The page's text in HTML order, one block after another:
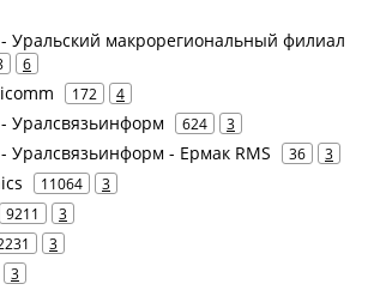
Уральский макрорегиональный филиал
6
172 4
Уралсвязьинформ 624 3
Уралсвязьинформ - Ермак RMS 36 3
11064 3
9211 3
3
3